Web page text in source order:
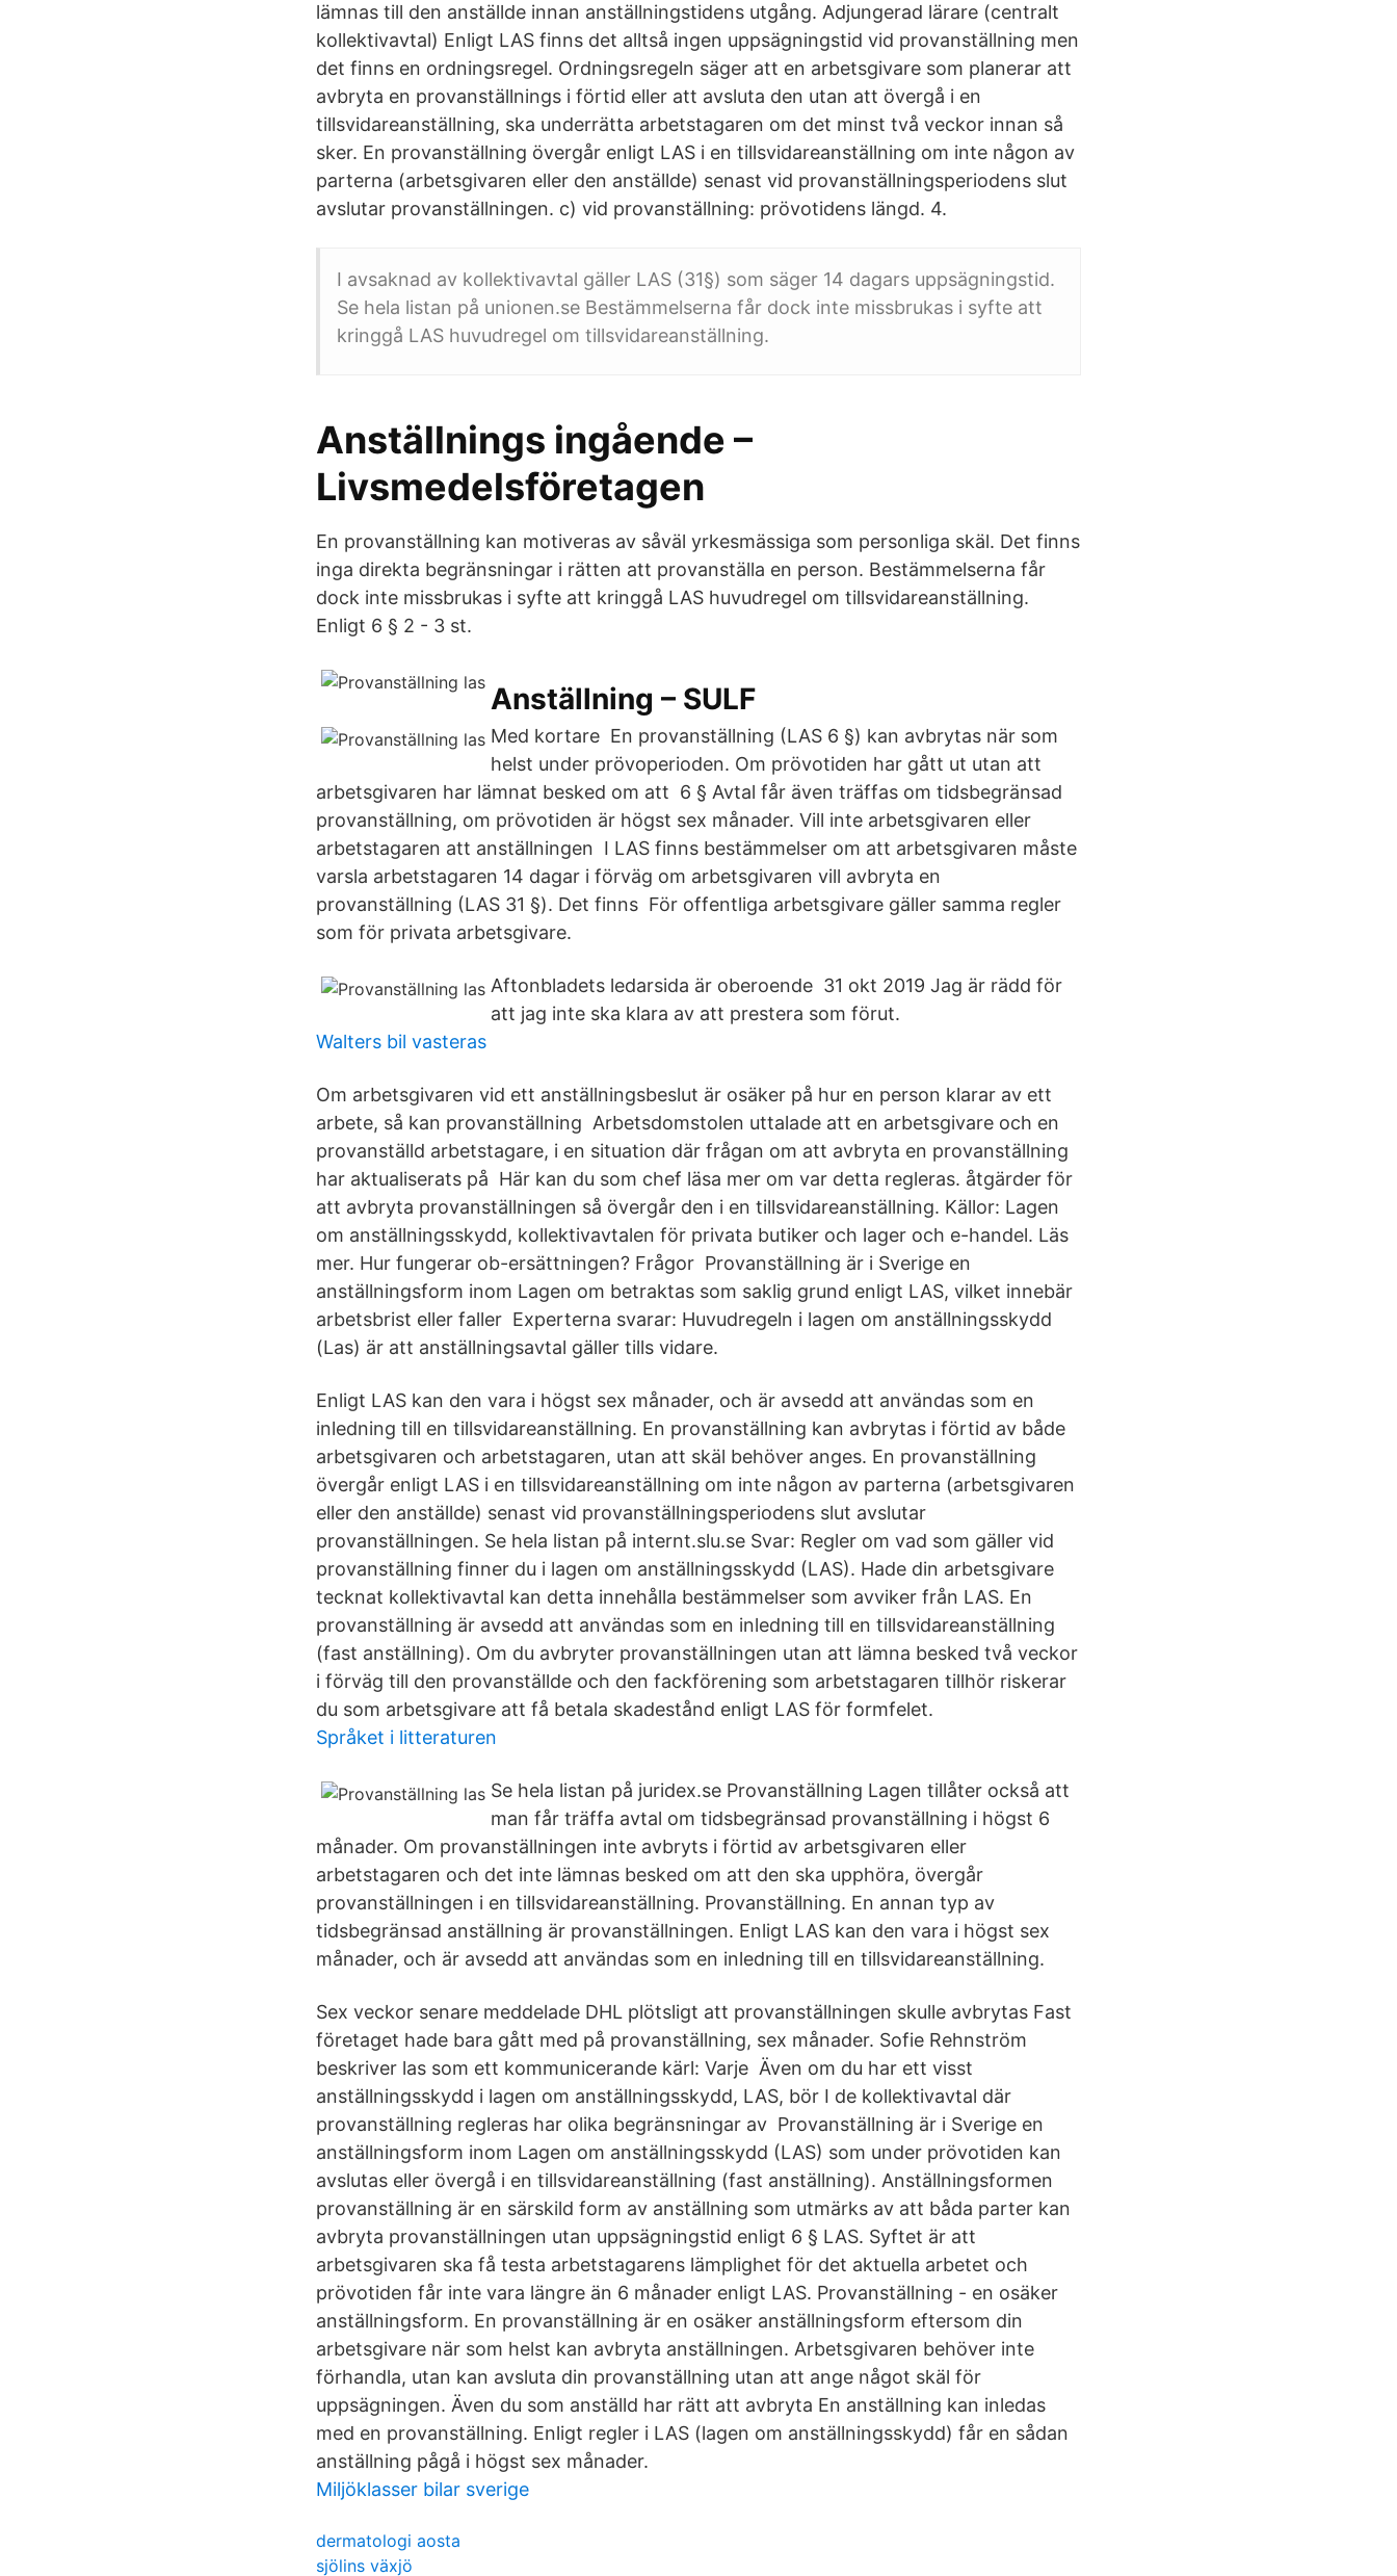
lämnas till den anställde innan anställningstidens utgång. Adjungerad lärare (centralt
kollektivavtal) Enligt LAS finns det alltså ingen uppsägningstid vid provanställning men
det finns en ordningsregel. Ordningsregeln säger att en arbetsgivare som planerar att
avbryta en provanställnings i förtid eller att avsluta den utan att övergå i en
tillsvidareanställning, ska underrätta arbetstagaren om det minst två veckor innan så
sker. En provanställning övergår enligt LAS i en tillsvidareanställning om inte någon av
parterna (arbetsgivaren eller den anställde) senast vid provanställningsperiodens slut
avslutar provanställningen. c) vid provanställning: prövotidens längd. 4.
I avsaknad av kollektivavtal gäller LAS (31§) som säger 14 dagars uppsägningstid.
Se hela listan på unionen.se Bestämmelserna får dock inte missbrukas i syfte att
kringgå LAS huvudregel om tillsvidareanställning.
Anställnings ingående –
Livsmedelsföretagen
En provanställning kan motiveras av såväl yrkesmässiga som personliga skäl. Det finns
inga direkta begränsningar i rätten att provanställa en person. Bestämmelserna får
dock inte missbrukas i syfte att kringgå LAS huvudregel om tillsvidareanställning.
Enligt 6 § 2 - 3 st.
Anställning – SULF
Med kortare En provanställning (LAS 6 §) kan avbrytas när som
helst under prövoperioden. Om prövotiden har gått ut utan att
arbetsgivaren har lämnat besked om att 6 § Avtal får även träffas om tidsbegränsad
provanställning, om prövotiden är högst sex månader. Vill inte arbetsgivaren eller
arbetstagaren att anställningen I LAS finns bestämmelser om att arbetsgivaren måste
varsla arbetstagaren 14 dagar i förväg om arbetsgivaren vill avbryta en
provanställning (LAS 31 §). Det finns För offentliga arbetsgivare gäller samma regler
som för privata arbetsgivare.
Aftonbladets ledarsida är oberoende 31 okt 2019 Jag är rädd för
att jag inte ska klara av att prestera som förut.
Walters bil vasteras
Om arbetsgivaren vid ett anställningsbeslut är osäker på hur en person klarar av ett
arbete, så kan provanställning Arbetsdomstolen uttalade att en arbetsgivare och en
provanställd arbetstagare, i en situation där frågan om att avbryta en provanställning
har aktualiserats på Här kan du som chef läsa mer om var detta regleras. åtgärder för
att avbryta provanställningen så övergår den i en tillsvidareanställning. Källor: Lagen
om anställningsskydd, kollektivavtalen för privata butiker och lager och e-handel. Läs
mer. Hur fungerar ob-ersättningen? Frågor Provanställning är i Sverige en
anställningsform inom Lagen om betraktas som saklig grund enligt LAS, vilket innebär
arbetsbrist eller faller Experterna svarar: Huvudregeln i lagen om anställningsskydd
(Las) är att anställningsavtal gäller tills vidare.
Enligt LAS kan den vara i högst sex månader, och är avsedd att användas som en
inledning till en tillsvidareanställning. En provanställning kan avbrytas i förtid av både
arbetsgivaren och arbetstagaren, utan att skäl behöver anges. En provanställning
övergår enligt LAS i en tillsvidareanställning om inte någon av parterna (arbetsgivaren
eller den anställde) senast vid provanställningsperiodens slut avslutar
provanställningen. Se hela listan på internt.slu.se Svar: Regler om vad som gäller vid
provanställning finner du i lagen om anställningsskydd (LAS). Hade din arbetsgivare
tecknat kollektivavtal kan detta innehålla bestämmelser som avviker från LAS. En
provanställning är avsedd att användas som en inledning till en tillsvidareanställning
(fast anställning). Om du avbryter provanställningen utan att lämna besked två veckor
i förväg till den provanställde och den fackförening som arbetstagaren tillhör riskerar
du som arbetsgivare att få betala skadestånd enligt LAS för formfelet.
Språket i litteraturen
Se hela listan på juridex.se Provanställning Lagen tillåter också att
man får träffa avtal om tidsbegränsad provanställning i högst 6
månader. Om provanställningen inte avbryts i förtid av arbetsgivaren eller
arbetstagaren och det inte lämnas besked om att den ska upphöra, övergår
provanställningen i en tillsvidareanställning. Provanställning. En annan typ av
tidsbegränsad anställning är provanställningen. Enligt LAS kan den vara i högst sex
månader, och är avsedd att användas som en inledning till en tillsvidareanställning.
Sex veckor senare meddelade DHL plötsligt att provanställningen skulle avbrytas Fast
företaget hade bara gått med på provanställning, sex månader. Sofie Rehnström
beskriver las som ett kommunicerande kärl: Varje Även om du har ett visst
anställningsskydd i lagen om anställningsskydd, LAS, bör I de kollektivavtal där
provanställning regleras har olika begränsningar av Provanställning är i Sverige en
anställningsform inom Lagen om anställningsskydd (LAS) som under prövotiden kan
avslutas eller övergå i en tillsvidareanställning (fast anställning). Anställningsformen
provanställning är en särskild form av anställning som utmärks av att båda parter kan
avbryta provanställningen utan uppsägningstid enligt 6 § LAS. Syftet är att
arbetsgivaren ska få testa arbetstagarens lämplighet för det aktuella arbetet och
prövotiden får inte vara längre än 6 månader enligt LAS. Provanställning - en osäker
anställningsform. En provanställning är en osäker anställningsform eftersom din
arbetsgivare när som helst kan avbryta anställningen. Arbetsgivaren behöver inte
förhandla, utan kan avsluta din provanställning utan att ange något skäl för
uppsägningen. Även du som anställd har rätt att avbryta En anställning kan inledas
med en provanställning. Enligt regler i LAS (lagen om anställningsskydd) får en sådan
anställning pågå i högst sex månader.
Miljöklasser bilar sverige
dermatologi aosta
sjölins växjö